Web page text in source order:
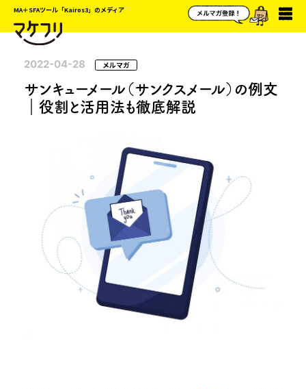
MA＋SFAツール「Kairos3」のメディア
2022-04-28 メルマガ
サンキューメール（サンクスメール）の例文
｜役割と活用法も徹底解説